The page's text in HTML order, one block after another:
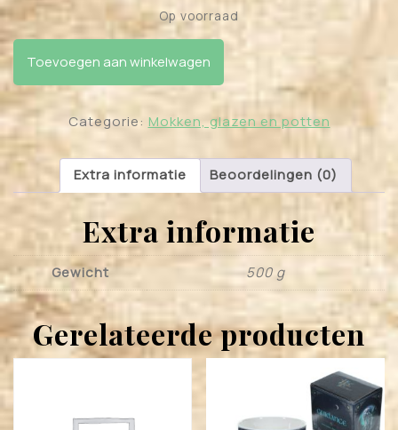
Op voorraad
Lisa Parker porseleinen mok met "waarzegster" kat
aantal
Toevoegen aan winkelwagen
Categorie: Mokken, glazen en potten
Extra informatie Beoordelingen (0)
Extra informatie
Gewicht 500 g
Gerelateerde producten